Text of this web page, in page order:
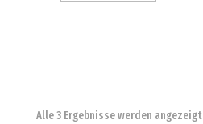
Alle 3 Ergebnisse werden angezeigt